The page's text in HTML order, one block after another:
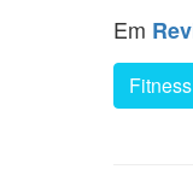
Em
Fitness